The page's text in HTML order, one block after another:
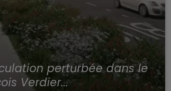
perturbée dans le
Verdier...